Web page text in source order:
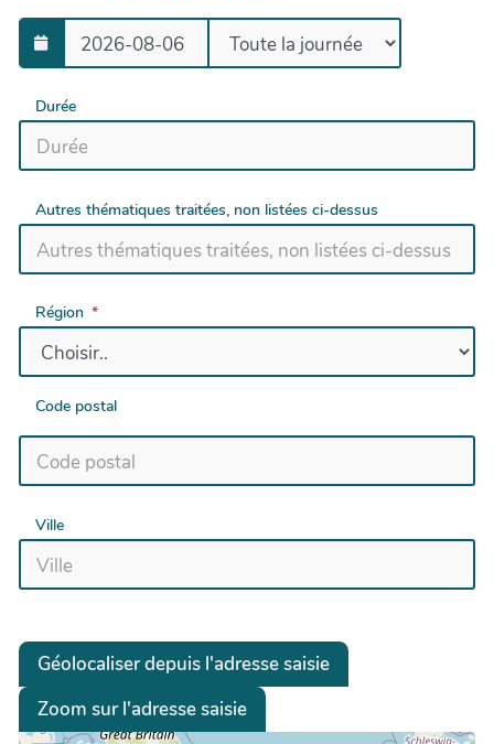
Durée
Autres thématiques traitées, non listées ci-dessus
Région
Code postal
Ville
Géolocaliser depuis l'adresse saisie
Zoom sur l'adresse saisie